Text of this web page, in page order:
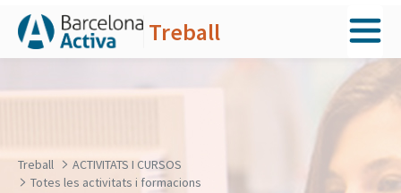
Treball
Treball
ACTIVITATS I CURSOS
Totes les activitats i formacions